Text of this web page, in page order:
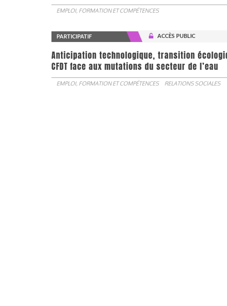
EMPLOI, FORMATION ET COMPÉTENCES
PARTICIPATIF ACCÈS PUBLIC
Anticipation technologique, transition
CFDT face aux mutations du secteur de l’eau
EMPLOI, FORMATION ET COMPÉTENCES RELATIONS SOCIALES